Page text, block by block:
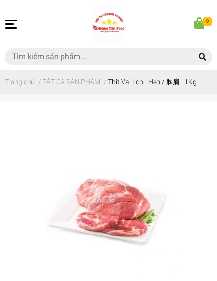
0
Trang chủ / TẤT CẢ SẢN PHẨM / Thịt Vai Lợn - Heo / 豚肩 - 1Kg